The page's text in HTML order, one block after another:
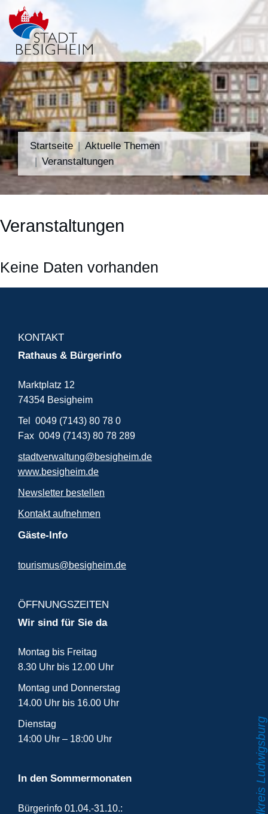
Startseite
Aktuelle Themen
Veranstaltungen
Veranstaltungen
Keine Daten vorhanden
KONTAKT
Rathaus & Bürgerinfo
Marktplatz 12
74354 Besigheim
Tel 0049 (7143) 80 78 0
Fax 0049 (7143) 80 78 289
stadtverwaltung@besigheim.de
www.besigheim.de
Newsletter bestellen
Kontakt aufnehmen
Gäste-Info
tourismus@besigheim.de
ÖFFNUNGSZEITEN
Wir sind für Sie da
Montag bis Freitag
8.30 Uhr bis 12.00 Uhr
Montag und Donnerstag
14.00 Uhr bis 16.00 Uhr
Dienstag
14:00 Uhr – 18:00 Uhr
In den Sommermonaten
Bürgerinfo 01.04.-31.10.: